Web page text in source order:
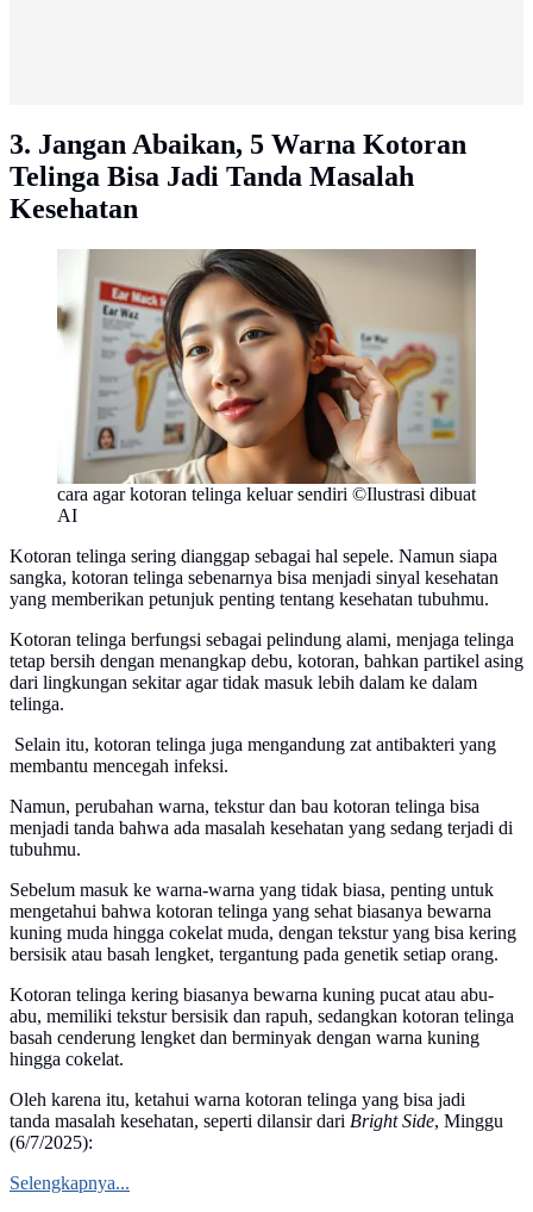
3. Jangan Abaikan, 5 Warna Kotoran
Telinga Bisa Jadi Tanda Masalah
Kesehatan
cara agar kotoran telinga keluar sendiri ©Ilustrasi dibuat
AI
Kotoran telinga sering dianggap sebagai hal sepele. Namun siapa
sangka, kotoran telinga sebenarnya bisa menjadi sinyal kesehatan
yang memberikan petunjuk penting tentang kesehatan tubuhmu.
Kotoran telinga berfungsi sebagai pelindung alami, menjaga telinga
tetap bersih dengan menangkap debu, kotoran, bahkan partikel asing
dari lingkungan sekitar agar tidak masuk lebih dalam ke dalam
telinga.
Selain itu, kotoran telinga juga mengandung zat antibakteri yang
membantu mencegah infeksi.
Namun, perubahan warna, tekstur dan bau kotoran telinga bisa
menjadi tanda bahwa ada masalah kesehatan yang sedang terjadi di
tubuhmu.
Sebelum masuk ke warna-warna yang tidak biasa, penting untuk
mengetahui bahwa kotoran telinga yang sehat biasanya bewarna
kuning muda hingga cokelat muda, dengan tekstur yang bisa kering
bersisik atau basah lengket, tergantung pada genetik setiap orang.
Kotoran telinga kering biasanya bewarna kuning pucat atau abu-
abu, memiliki tekstur bersisik dan rapuh, sedangkan kotoran telinga
basah cenderung lengket dan berminyak dengan warna kuning
hingga cokelat.
Oleh karena itu, ketahui warna kotoran telinga yang bisa jadi
tanda masalah kesehatan, seperti dilansir dari Bright Side, Minggu
(6/7/2025):
Selengkapnya...